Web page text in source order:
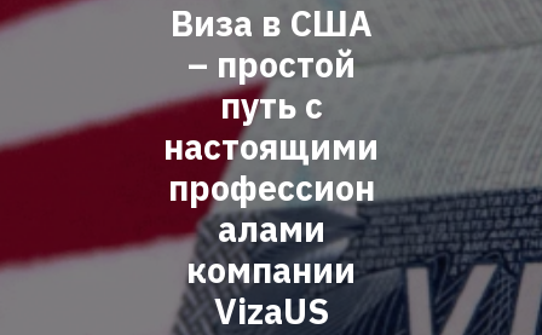
Виза в США
– простой
путь с
настоящими
профессион
алами
компании
VizaUS